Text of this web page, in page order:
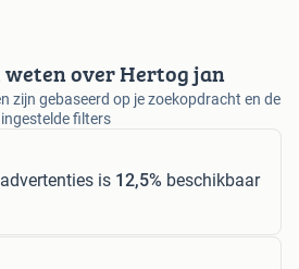
weten over Hertog jan
zijn gebaseerd op je zoekopdracht en de
ingestelde filters
advertenties is 12,5% beschikbaar